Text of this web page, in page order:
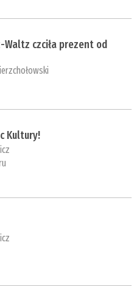
Waltz czciła prezent od
Kultury!